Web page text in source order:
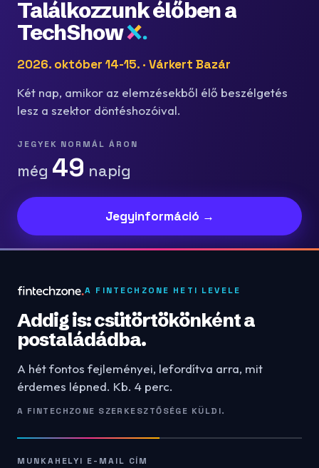
Találkozzunk élőben a
TechShow
2026. október 14-15. · Várkert Bazár
Két nap, amikor az elemzésekből élő beszélgetés
lesz a szektor döntéshozóival.
JEGYEK NORMÁL ÁRON
még 49 napig
Jegyinformáció →
A FINTECHZONE HETI LEVELE
Addig is: csütörtökönként a
postaládádba.
A hét fontos fejleményei, lefordítva arra, mit
érdemes lépned. Kb. 4 perc.
A FINTECHZONE SZERKESZTŐSÉGE KÜLDI.
MUNKAHELYI E-MAIL CÍM